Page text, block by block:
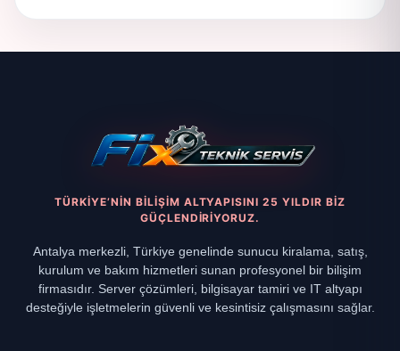
TÜRKIYE’NIN BILIŞIM ALTYAPISINI 25 YILDIR BIZ
GÜÇLENDIRIYORUZ.
Antalya merkezli, Türkiye genelinde sunucu kiralama, satış,
kurulum ve bakım hizmetleri sunan profesyonel bir bilişim
firmasıdır. Server çözümleri, bilgisayar tamiri ve IT altyapı
desteğiyle işletmelerin güvenli ve kesintisiz çalışmasını sağlar.